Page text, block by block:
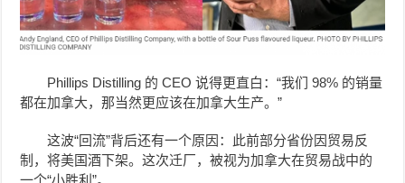
Phillips Distilling 的 CEO 说得更直白：“我们 98% 的销量
都在加拿大，那当然更应该在加拿大生产。”
这波“回流”背后还有一个原因：此前部分省份因贸易反
制，将美国酒下架。这次迁厂，被视为加拿大在贸易战中的
一个“小胜利”。